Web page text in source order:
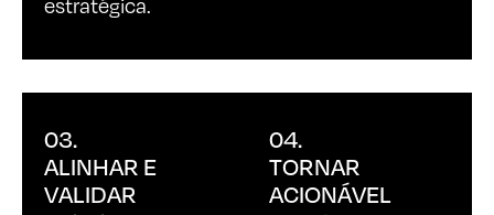
TORNAR
ACIONÁVEL
Transformamos a
ALINHAR E
VALIDAR
Trabalhamos com